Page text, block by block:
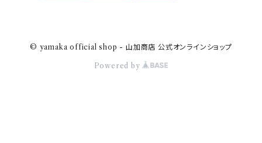
© yamaka official shop - 山加商店 公式オンラインショップ
Powered by